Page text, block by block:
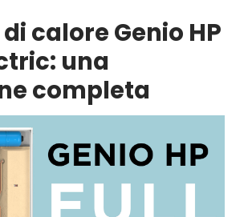
calore Genio HP
una
completa